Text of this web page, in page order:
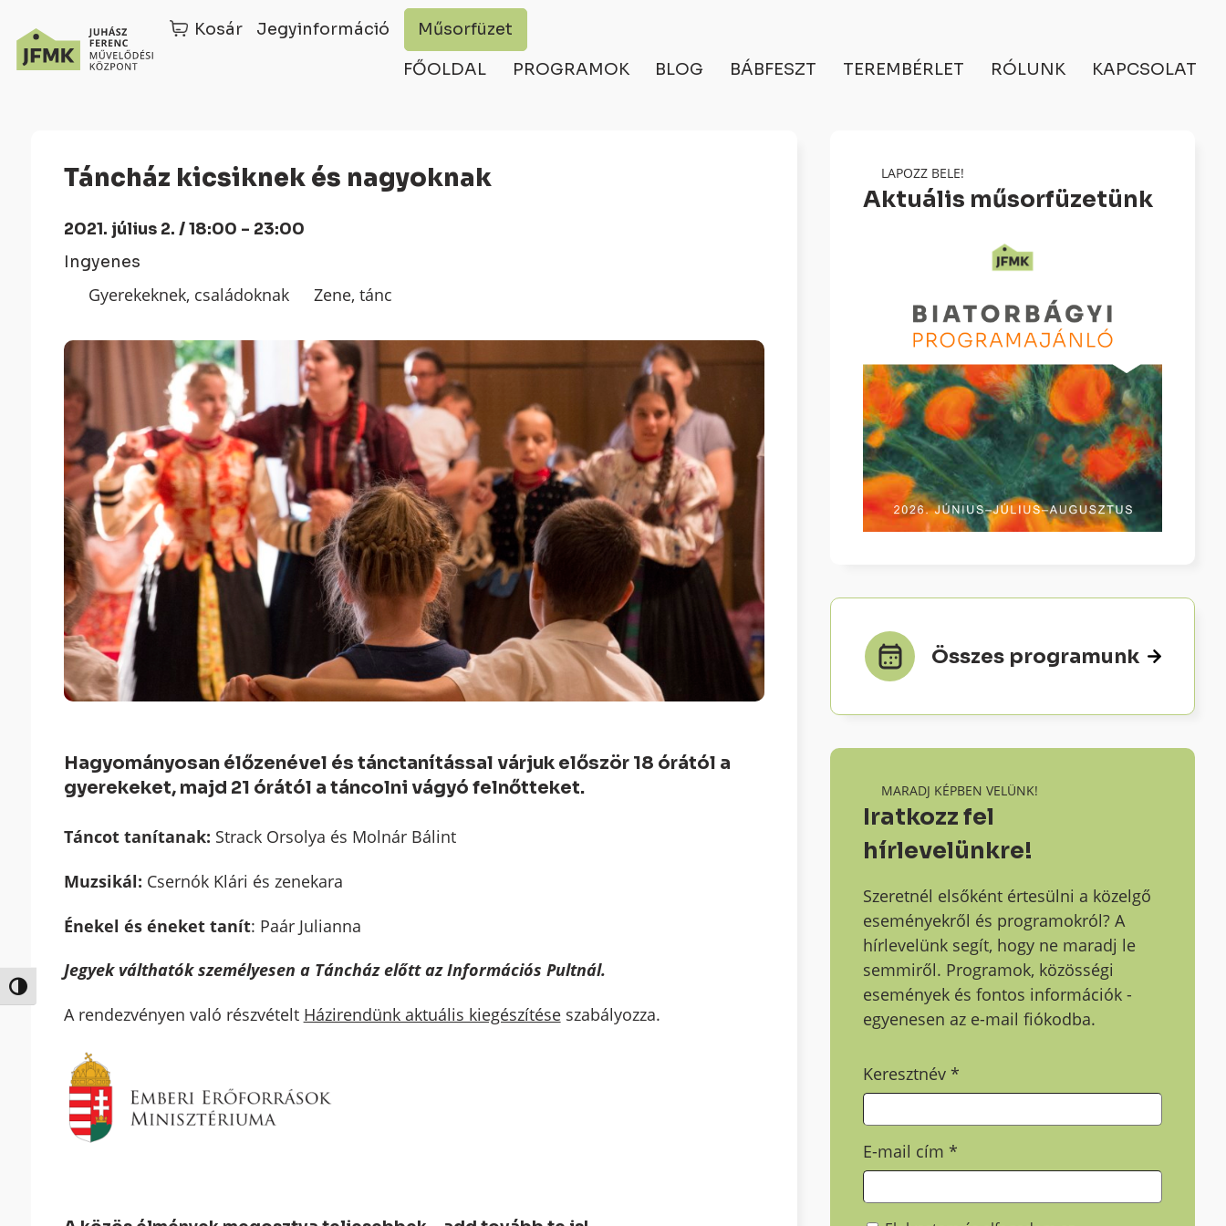
Nagy kontraszt váltása
Kosár Jegyinformáció Műsorfüzet
FŐOLDAL PROGRAMOK BLOG BÁBFESZT TEREMBÉRLET RÓLUNK KAPCSOLAT
Táncház kicsiknek és nagyoknak
2021. július 2. / 18:00 - 23:00
Ingyenes
Gyerekeknek, családoknak Zene, tánc
Hagyományosan élőzenével és tánctanítással várjuk először 18 órától a
gyerekeket, majd 21 órától a táncolni vágyó felnőtteket.
Táncot tanítanak: Strack Orsolya és Molnár Bálint
Muzsikál: Csernók Klári és zenekara
Énekel és éneket tanít: Paár Julianna
Jegyek válthatók személyesen a Táncház előtt az Információs Pultnál.
A rendezvényen való részvételt Házirendünk aktuális kiegészítéseszabályozza.
LAPOZZ BELE!
Aktuális műsorfüzetünk
Összes programunk
MARADJ KÉPBEN VELÜNK!
Iratkozz fel
hírlevelünkre!
Szeretnél elsőként értesülni a közelgő
eseményekről és programokról? A
hírlevelünk segít, hogy ne maradj le
semmiről. Programok, közösségi
események és fontos információk -
egyenesen az e-mail fiókodba.
Keresztnév*
E-mail cím*